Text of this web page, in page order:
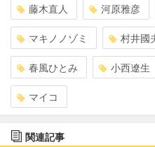
藤木直人 河原雅彦
マキノノゾミ 村井國
春風ひとみ 小西遼生
マイコ
関連記事